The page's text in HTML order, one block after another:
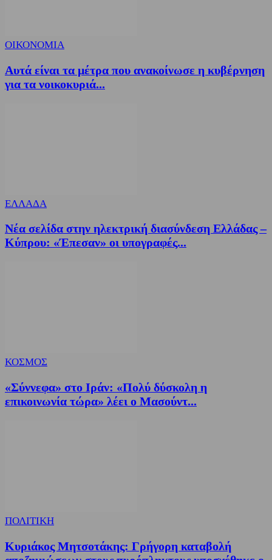
ΟΙΚΟΝΟΜΙΑ
Αυτά είναι τα μέτρα που ανακοίνωσε η κυβέρνηση
για τα νοικοκυριά...
ΕΛΛΑΔΑ
Νέα σελίδα στην ηλεκτρική διασύνδεση Ελλάδας –
Κύπρου: «Έπεσαν» οι υπογραφές...
ΚΟΣΜΟΣ
«Σύννεφα» στο Ιράν: «Πολύ δύσκολη η
επικοινωνία τώρα» λέει ο Μασούντ...
ΠΟΛΙΤΙΚΗ
Κυριάκος Μητσοτάκης: Γρήγορη καταβολή